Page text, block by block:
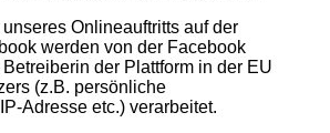
Onlineauftritts auf der
werden von der Facebook
Betreiberin der Plattform in der EU
(z.B. persönliche
Adresse etc.) verarbeitet.